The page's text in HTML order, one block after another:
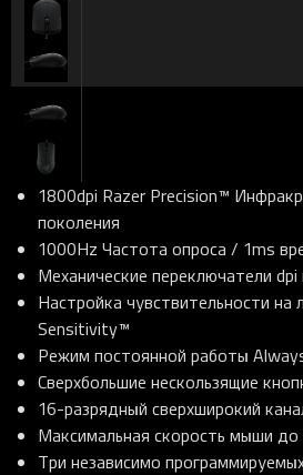
1800dpi Razer Precision™
поколения
1000Hz Частота опроса / 1ms
Механические переключатели
Настройка чувствительности на
Sensitivity™
Режим постоянной работы
Сверхбольшие нескользящие
16-разрядный сверхширокий
Максимальная скорость мыши
Три независимо